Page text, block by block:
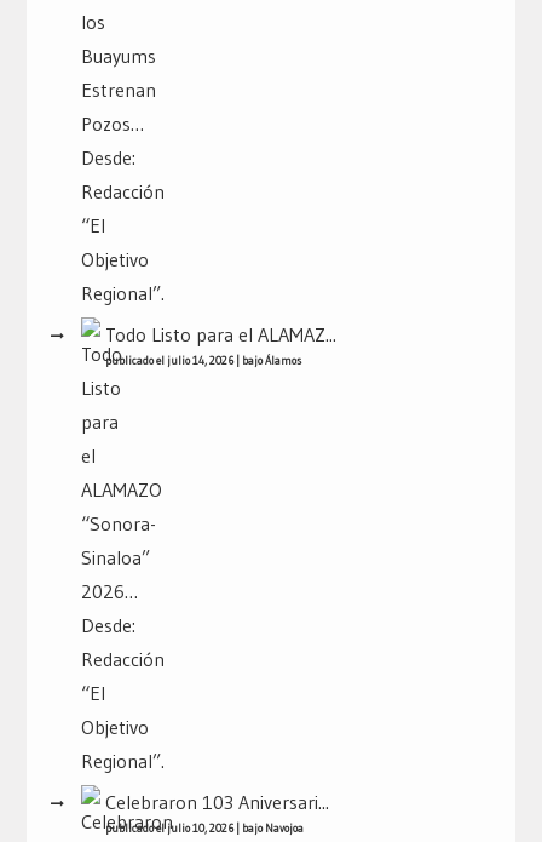
Todo Listo para el ALAMAZ...
publicado el julio 14, 2026| bajoÁlamos
Celebraron 103 Aniversari...
publicado el julio 10, 2026| bajoNavojoa